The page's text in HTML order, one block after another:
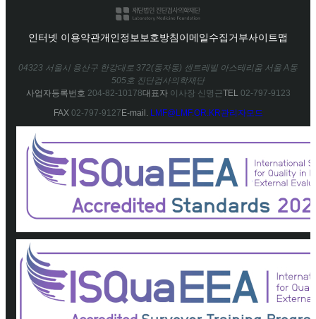
인터넷 이용약관개인정보보호방침이메일수집거부사이트맵
04323 서울시 용산구 한강대로 372(동자동) 센트레빌 아스테리움 서울 A동
505호 진단검사의학재단
사업자등록번호 204-82-10178대표자이사장 신명근TEL 02-797-9123
FAX 02-797-9127E-mail. LMF@LMF.OR.KR관리자모드